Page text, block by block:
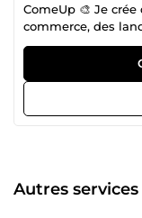
ComeUp 🎨 Je
commerce, des
boutiques Shopify,
positifs ❌ AUCUN
expert depuis plus
et l’optimisation
ComeUp. Confiez-
Autres